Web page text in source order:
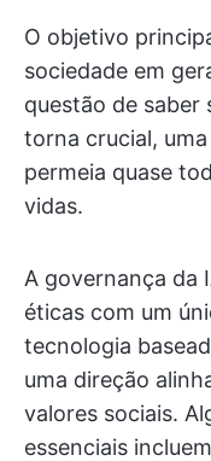
O objetivo
sociedade em
questão de saber
torna crucial,
permeia quase
vidas.
A governança da
éticas com um
tecnologia
uma direção
valores sociais.
essenciais